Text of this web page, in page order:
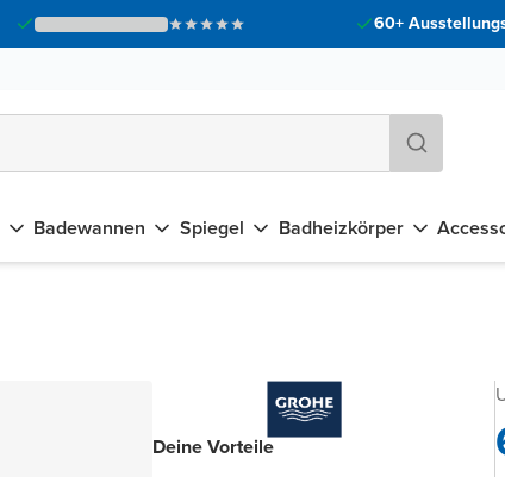
60+
Badewannen Spiegel Badheizkörper
Deine Vorteile